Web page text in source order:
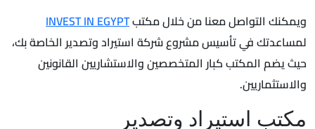
ويمكنك التواصل معنا من خلال مكتبINVEST IN EGYPT
لمساعدتك في تأسيس مشروع شركة استيراد وتصدير الخاصة بك،
حيث يضم المكتب كبار المتخصصين والاستشاريين القانونين
والاستثماريين.
مكتب استيراد وتصدير